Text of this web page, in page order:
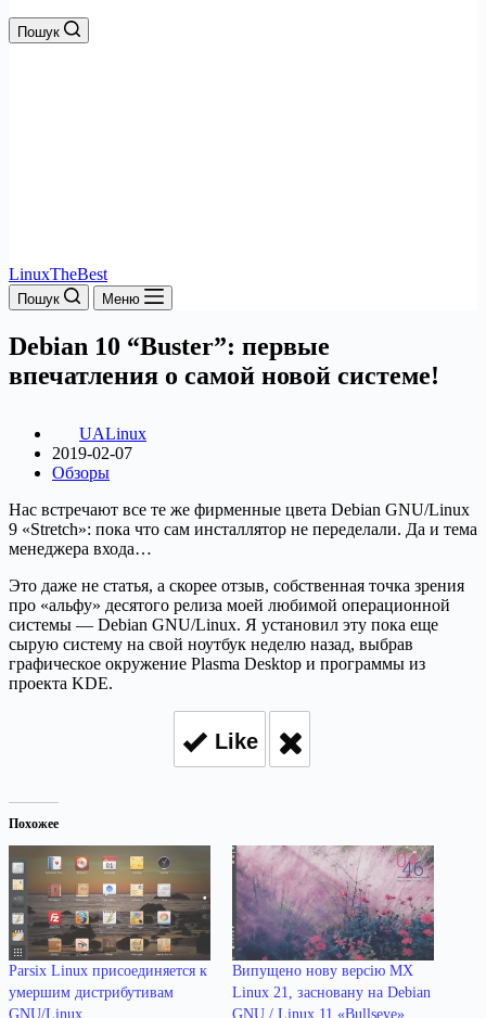
Пошук
LinuxTheBest
Пошук Меню
Debian 10 “Buster”: первые
впечатления о самой новой системе!
UALinux
2019-02-07
Обзоры
Нас встречают все те же фирменные цвета Debian GNU/Linux
9 «Stretch»: пока что сам инсталлятор не переделали. Да и тема
менеджера входа…
Это даже не статья, а скорее отзыв, собственная точка зрения
про «альфу» десятого релиза моей любимой операционной
системы — Debian GNU/Linux. Я установил эту пока еще
сырую систему на свой ноутбук неделю назад, выбрав
графическое окружение Plasma Desktop и программы из
проекта KDE.
Like
Похожее
Parsix Linux присоединяется к
умершим дистрибутивам
GNU/Linux
Випущено нову версію MX
Linux 21, засновану на Debian
GNU / Linux 11 «Bullseye»